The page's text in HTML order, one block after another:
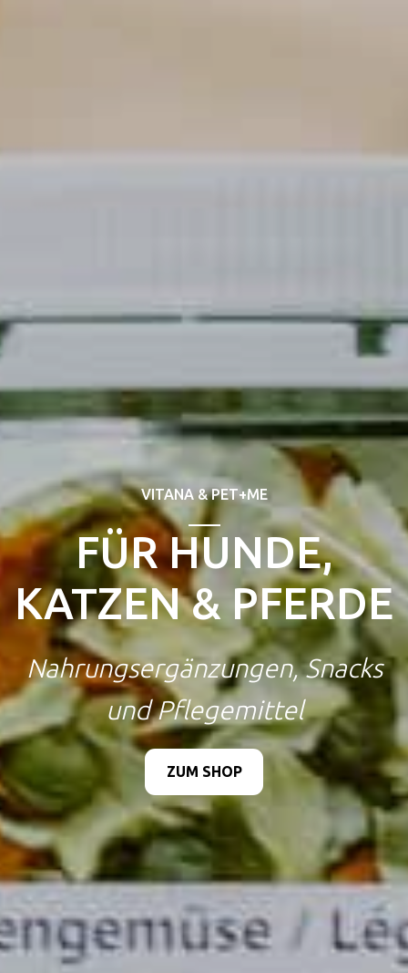
VITANA & PET+ME
FÜR HUNDE,
KATZEN & PFERDE
Nahrungsergänzungen, Snacks
und Pflegemittel
ZUM SHOP